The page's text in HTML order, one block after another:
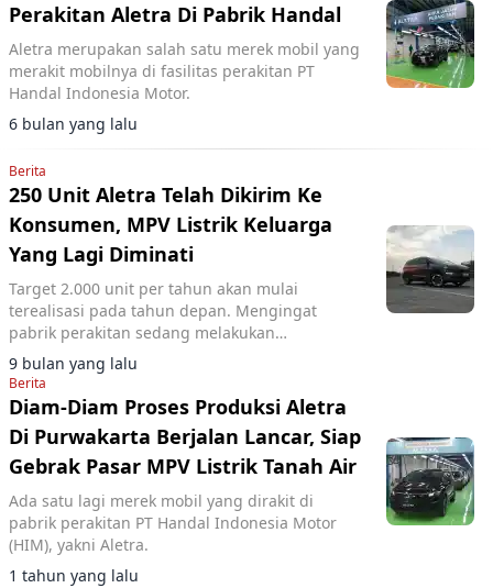
Perakitan Aletra Di Pabrik Handal
Aletra merupakan salah satu merek mobil yang
merakit mobilnya di fasilitas perakitan PT
Handal Indonesia Motor.
6 bulan yang lalu
Berita
250 Unit Aletra Telah Dikirim Ke
Konsumen, MPV Listrik Keluarga
Yang Lagi Diminati
Target 2.000 unit per tahun akan mulai
terealisasi pada tahun depan. Mengingat
pabrik perakitan sedang melakukan
penyesuaian.
9 bulan yang lalu
Berita
Diam-Diam Proses Produksi Aletra
Di Purwakarta Berjalan Lancar, Siap
Gebrak Pasar MPV Listrik Tanah Air
Ada satu lagi merek mobil yang dirakit di
pabrik perakitan PT Handal Indonesia Motor
(HIM), yakni Aletra.
1 tahun yang lalu